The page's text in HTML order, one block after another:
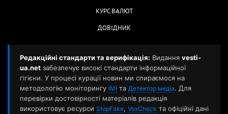
КУРС ВАЛЮТ
ДОВІДНИК
Редакційні стандарти та верифікація: Видання vesti-
ua.net забезпечує високі стандарти інформаційної
гігієни. У процесі курації новин ми спираємося на
методологію моніторингу ІМІ та Детектор медіа. Для
перевірки достовірності матеріалів редакція
використовує ресурси StopFake, VoxCheck та офіційні дані